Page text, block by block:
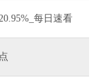
每日速看